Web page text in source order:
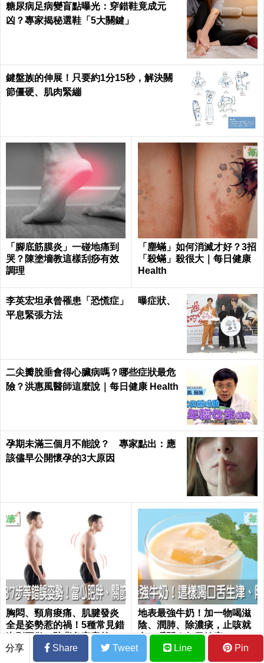
糖尿病足病變盲點曝光：穿錯鞋竟成元
凶？專家揭秘選鞋「5大關鍵」
鍵盤族的伸展！只要約1分15秒，解決關
節僵硬、肌肉緊繃
「腳底筋膜炎」一碰地痛到
哭？陳塗墻教這樣刮痧有效
調理
「塵蟎」如何消滅才好？3招
「殺蟎」殺很大｜每日健康
Health
李英宏坦承曾罹患「恐慌症」 曝症狀、
平息緊張方法
二尖瓣脫垂會得心臟病嗎？哪些症狀最危
險？洪惠風醫師這麼說｜每日健康 Health
孕期未滿三個月不能說？ 專家點出：應
該儘早公開懷孕的3大原因
胸悶、頸肩痠痛、肌腱發炎
全是姿勢惹的禍！5種常見錯
姿別再做：駝背危害竟然這
麼大...｜每日健康 Health
地表最強牛奶！加一物喝滋
陰、潤肺、除濃痰，止咳就
在一瞬間｜每日健康 Health
分享
Share Tweet Line Pin